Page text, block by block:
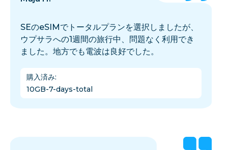
SEのeSIMでトータルプランを選択しましたが、
ウプサラへの1週間の旅行中、問題なく利用でき
ました。地方でも電波は良好でした。
購入済み:
10GB-7-days-total